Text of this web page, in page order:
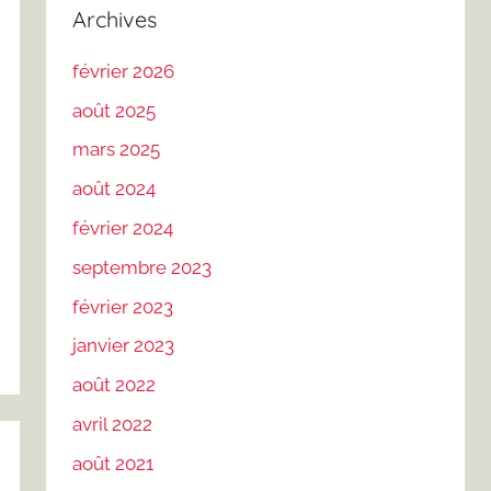
Archives
février 2026
août 2025
mars 2025
août 2024
février 2024
septembre 2023
février 2023
janvier 2023
août 2022
avril 2022
août 2021